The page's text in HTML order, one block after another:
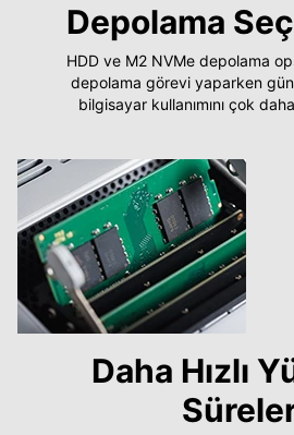
Depolama
HDD ve M2 NVMe depolama
depolama görevi yaparken
bilgisayar kullanımını çok
Daha Hızlı